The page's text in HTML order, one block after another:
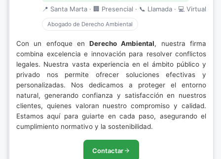
📍 Santa Marta · 🏢 Presencial · 📞 Llamada · 💻 Virtual
Abogado de Derecho Ambiental
Con un enfoque enDerecho Ambiental, nuestra firma
combina excelencia e innovación para resolver conflictos
legales. Nuestra vasta experiencia en el ámbito público y
privado nos permite ofrecer soluciones efectivas y
personalizadas. Nos dedicamos a proteger el entorno
natural, generando confianza y satisfacción en nuestros
clientes, quienes valoran nuestro compromiso y calidad.
Estamos aquí para guiarte en cada paso, asegurando el
cumplimiento normativo y la sostenibilidad.
Contactar